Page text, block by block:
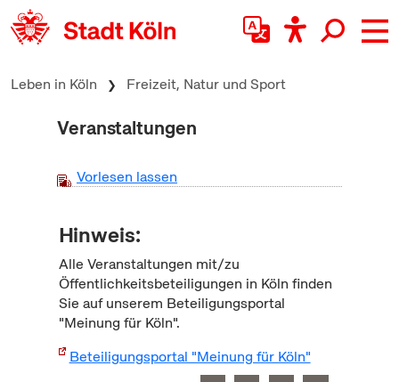
zum Inhalt springen
Leben in Köln Freizeit, Natur und Sport
Veranstaltungen
Vorlesen lassen
Hinweis:
Alle Veranstaltungen mit/zu
Öffentlichkeitsbeteiligungen in Köln finden
Sie auf unserem Beteiligungsportal
"Meinung für Köln".
Beteiligungsportal "Meinung für Köln"